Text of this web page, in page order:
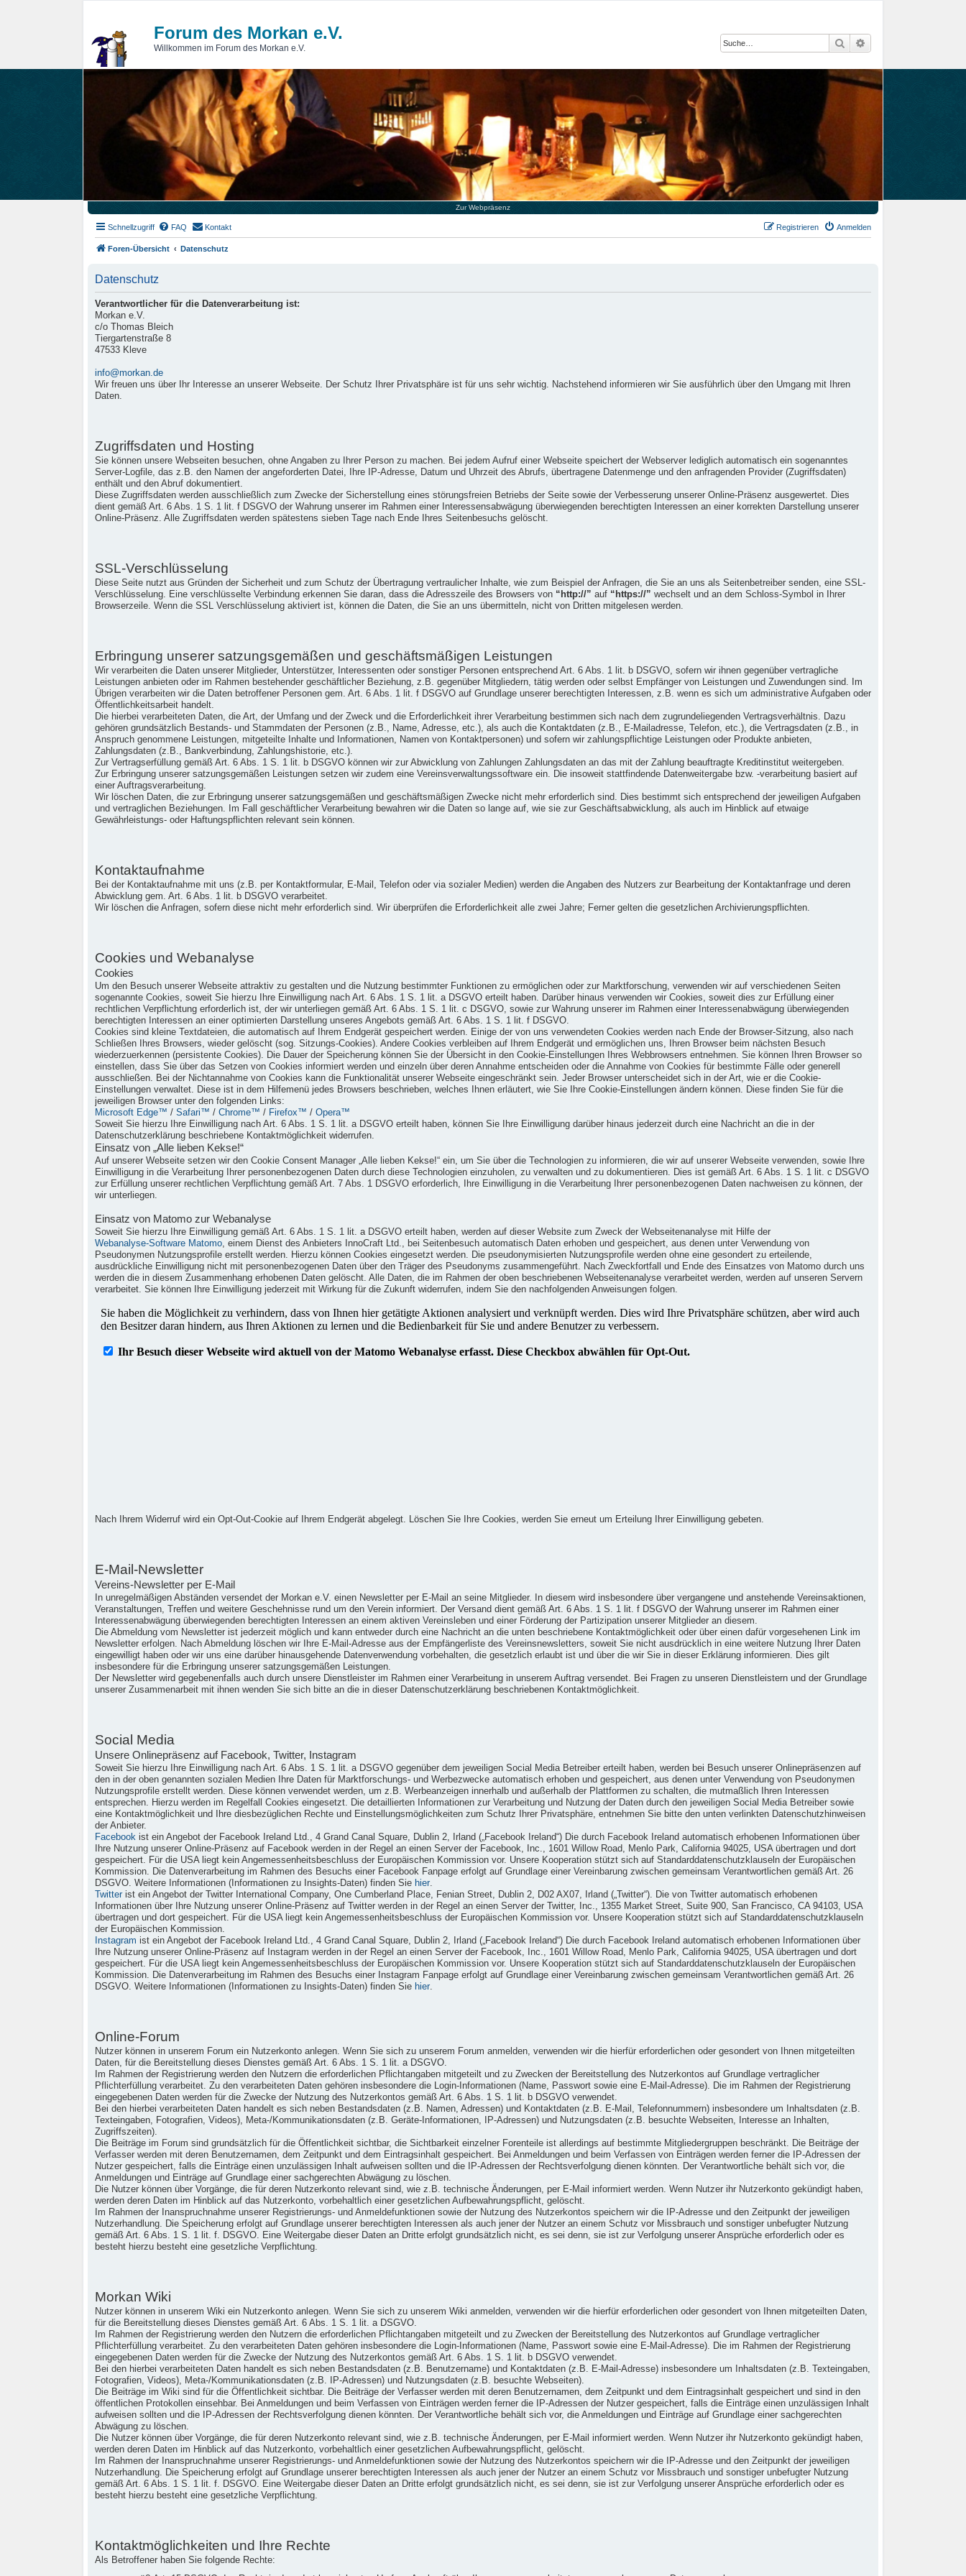
Forum des Morkan e.V.
Willkommen im Forum des Morkan e.V. Suche
Zur Webpräsenz
Schnellzugriff FAQ Kontakt Anmelden
Registrieren
Foren-Übersicht Datenschutz
Datenschutz
Verantwortlicher für die Datenverarbeitung ist:
Morkan e.V.
c/o Thomas Bleich
Tiergartenstraße 8
47533 Kleve
info@morkan.de
Wir freuen uns über Ihr Interesse an unserer Webseite. Der Schutz Ihrer Privatsphäre ist für uns sehr wichtig. Nachstehend informieren wir Sie ausführlich über den Umgang mit Ihren
Daten.
Zugriffsdaten und Hosting
Sie können unsere Webseiten besuchen, ohne Angaben zu Ihrer Person zu machen. Bei jedem Aufruf einer Webseite speichert der Webserver lediglich automatisch ein sogenanntes
Server-Logfile, das z.B. den Namen der angeforderten Datei, Ihre IP-Adresse, Datum und Uhrzeit des Abrufs, übertragene Datenmenge und den anfragenden Provider (Zugriffsdaten)
enthält und den Abruf dokumentiert.
Diese Zugriffsdaten werden ausschließlich zum Zwecke der Sicherstellung eines störungsfreien Betriebs der Seite sowie der Verbesserung unserer Online-Präsenz ausgewertet. Dies
dient gemäß Art. 6 Abs. 1 S. 1 lit. f DSGVO der Wahrung unserer im Rahmen einer Interessensabwägung überwiegenden berechtigten Interessen an einer korrekten Darstellung unserer
Online-Präsenz. Alle Zugriffsdaten werden spätestens sieben Tage nach Ende Ihres Seitenbesuchs gelöscht.
SSL-Verschlüsselung
Diese Seite nutzt aus Gründen der Sicherheit und zum Schutz der Übertragung vertraulicher Inhalte, wie zum Beispiel der Anfragen, die Sie an uns als Seitenbetreiber senden, eine SSL-
Verschlüsselung. Eine verschlüsselte Verbindung erkennen Sie daran, dass die Adresszeile des Browsers von “http://” auf “https://” wechselt und an dem Schloss-Symbol in Ihrer
Browserzeile. Wenn die SSL Verschlüsselung aktiviert ist, können die Daten, die Sie an uns übermitteln, nicht von Dritten mitgelesen werden.
Erbringung unserer satzungsgemäßen und geschäftsmäßigen Leistungen
Wir verarbeiten die Daten unserer Mitglieder, Unterstützer, Interessenten oder sonstiger Personen entsprechend Art. 6 Abs. 1 lit. b DSGVO, sofern wir ihnen gegenüber vertragliche
Leistungen anbieten oder im Rahmen bestehender geschäftlicher Beziehung, z.B. gegenüber Mitgliedern, tätig werden oder selbst Empfänger von Leistungen und Zuwendungen sind. Im
Übrigen verarbeiten wir die Daten betroffener Personen gem. Art. 6 Abs. 1 lit. f DSGVO auf Grundlage unserer berechtigten Interessen, z.B. wenn es sich um administrative Aufgaben oder
Öffentlichkeitsarbeit handelt.
Die hierbei verarbeiteten Daten, die Art, der Umfang und der Zweck und die Erforderlichkeit ihrer Verarbeitung bestimmen sich nach dem zugrundeliegenden Vertragsverhältnis. Dazu
gehören grundsätzlich Bestands- und Stammdaten der Personen (z.B., Name, Adresse, etc.), als auch die Kontaktdaten (z.B., E-Mailadresse, Telefon, etc.), die Vertragsdaten (z.B., in
Anspruch genommene Leistungen, mitgeteilte Inhalte und Informationen, Namen von Kontaktpersonen) und sofern wir zahlungspflichtige Leistungen oder Produkte anbieten,
Zahlungsdaten (z.B., Bankverbindung, Zahlungshistorie, etc.).
Zur Vertragserfüllung gemäß Art. 6 Abs. 1 S. 1 lit. b DSGVO können wir zur Abwicklung von Zahlungen Zahlungsdaten an das mit der Zahlung beauftragte Kreditinstitut weitergeben.
Zur Erbringung unserer satzungsgemäßen Leistungen setzen wir zudem eine Vereinsverwaltungssoftware ein. Die insoweit stattfindende Datenweitergabe bzw. -verarbeitung basiert auf
einer Auftragsverarbeitung.
Wir löschen Daten, die zur Erbringung unserer satzungsgemäßen und geschäftsmäßigen Zwecke nicht mehr erforderlich sind. Dies bestimmt sich entsprechend der jeweiligen Aufgaben
und vertraglichen Beziehungen. Im Fall geschäftlicher Verarbeitung bewahren wir die Daten so lange auf, wie sie zur Geschäftsabwicklung, als auch im Hinblick auf etwaige
Gewährleistungs- oder Haftungspflichten relevant sein können.
Kontaktaufnahme
Bei der Kontaktaufnahme mit uns (z.B. per Kontaktformular, E-Mail, Telefon oder via sozialer Medien) werden die Angaben des Nutzers zur Bearbeitung der Kontaktanfrage und deren
Abwicklung gem. Art. 6 Abs. 1 lit. b DSGVO verarbeitet.
Wir löschen die Anfragen, sofern diese nicht mehr erforderlich sind. Wir überprüfen die Erforderlichkeit alle zwei Jahre; Ferner gelten die gesetzlichen Archivierungspflichten.
Cookies und Webanalyse
Cookies
Um den Besuch unserer Webseite attraktiv zu gestalten und die Nutzung bestimmter Funktionen zu ermöglichen oder zur Marktforschung, verwenden wir auf verschiedenen Seiten
sogenannte Cookies, soweit Sie hierzu Ihre Einwilligung nach Art. 6 Abs. 1 S. 1 lit. a DSGVO erteilt haben. Darüber hinaus verwenden wir Cookies, soweit dies zur Erfüllung einer
rechtlichen Verpflichtung erforderlich ist, der wir unterliegen gemäß Art. 6 Abs. 1 S. 1 lit. c DSGVO, sowie zur Wahrung unserer im Rahmen einer Interessenabwägung überwiegenden
berechtigten Interessen an einer optimierten Darstellung unseres Angebots gemäß Art. 6 Abs. 1 S. 1 lit. f DSGVO.
Cookies sind kleine Textdateien, die automatisch auf Ihrem Endgerät gespeichert werden. Einige der von uns verwendeten Cookies werden nach Ende der Browser-Sitzung, also nach
Schließen Ihres Browsers, wieder gelöscht (sog. Sitzungs-Cookies). Andere Cookies verbleiben auf Ihrem Endgerät und ermöglichen uns, Ihren Browser beim nächsten Besuch
wiederzuerkennen (persistente Cookies). Die Dauer der Speicherung können Sie der Übersicht in den Cookie-Einstellungen Ihres Webbrowsers entnehmen. Sie können Ihren Browser so
einstellen, dass Sie über das Setzen von Cookies informiert werden und einzeln über deren Annahme entscheiden oder die Annahme von Cookies für bestimmte Fälle oder generell
ausschließen. Bei der Nichtannahme von Cookies kann die Funktionalität unserer Webseite eingeschränkt sein. Jeder Browser unterscheidet sich in der Art, wie er die Cookie-
Einstellungen verwaltet. Diese ist in dem Hilfemenü jedes Browsers beschrieben, welches Ihnen erläutert, wie Sie Ihre Cookie-Einstellungen ändern können. Diese finden Sie für die
jeweiligen Browser unter den folgenden Links:
Microsoft Edge™ / Safari™ / Chrome™ / Firefox™ / Opera™
Soweit Sie hierzu Ihre Einwilligung nach Art. 6 Abs. 1 S. 1 lit. a DSGVO erteilt haben, können Sie Ihre Einwilligung darüber hinaus jederzeit durch eine Nachricht an die in der
Datenschutzerklärung beschriebene Kontaktmöglichkeit widerrufen.
Einsatz von „Alle lieben Kekse!“
Auf unserer Webseite setzen wir den Cookie Consent Manager „Alle lieben Kekse!“ ein, um Sie über die Technologien zu informieren, die wir auf unserer Webseite verwenden, sowie Ihre
Einwilligung in die Verarbeitung Ihrer personenbezogenen Daten durch diese Technologien einzuholen, zu verwalten und zu dokumentieren. Dies ist gemäß Art. 6 Abs. 1 S. 1 lit. c DSGVO
zur Erfüllung unserer rechtlichen Verpflichtung gemäß Art. 7 Abs. 1 DSGVO erforderlich, Ihre Einwilligung in die Verarbeitung Ihrer personenbezogenen Daten nachweisen zu können, der
wir unterliegen.
Einsatz von Matomo zur Webanalyse
Soweit Sie hierzu Ihre Einwilligung gemäß Art. 6 Abs. 1 S. 1 lit. a DSGVO erteilt haben, werden auf dieser Website zum Zweck der Webseitenanalyse mit Hilfe der
Webanalyse-Software Matomo , einem Dienst des Anbieters InnoCraft Ltd., bei Seitenbesuch automatisch Daten erhoben und gespeichert, aus denen unter Verwendung von
Pseudonymen Nutzungsprofile erstellt werden. Hierzu können Cookies eingesetzt werden. Die pseudonymisierten Nutzungsprofile werden ohne eine gesondert zu erteilende,
ausdrückliche Einwilligung nicht mit personenbezogenen Daten über den Träger des Pseudonyms zusammengeführt. Nach Zweckfortfall und Ende des Einsatzes von Matomo durch uns
werden die in diesem Zusammenhang erhobenen Daten gelöscht. Alle Daten, die im Rahmen der oben beschriebenen Webseitenanalyse verarbeitet werden, werden auf unseren Servern
verarbeitet. Sie können Ihre Einwilligung jederzeit mit Wirkung für die Zukunft widerrufen, indem Sie den nachfolgenden Anweisungen folgen.
Nach Ihrem Widerruf wird ein Opt-Out-Cookie auf Ihrem Endgerät abgelegt. Löschen Sie Ihre Cookies, werden Sie erneut um Erteilung Ihrer Einwilligung gebeten.
E-Mail-Newsletter
Vereins-Newsletter per E-Mail
In unregelmäßigen Abständen versendet der Morkan e.V. einen Newsletter per E-Mail an seine Mitglieder. In diesem wird insbesondere über vergangene und anstehende Vereinsaktionen,
Veranstaltungen, Treffen und weitere Geschehnisse rund um den Verein informiert. Der Versand dient gemäß Art. 6 Abs. 1 S. 1 lit. f DSGVO der Wahrung unserer im Rahmen einer
Interessenabwägung überwiegenden berechtigten Interessen an einem aktiven Vereinsleben und einer Förderung der Partizipation unserer Mitglieder an diesem.
Die Abmeldung vom Newsletter ist jederzeit möglich und kann entweder durch eine Nachricht an die unten beschriebene Kontaktmöglichkeit oder über einen dafür vorgesehenen Link im
Newsletter erfolgen. Nach Abmeldung löschen wir Ihre E-Mail-Adresse aus der Empfängerliste des Vereinsnewsletters, soweit Sie nicht ausdrücklich in eine weitere Nutzung Ihrer Daten
eingewilligt haben oder wir uns eine darüber hinausgehende Datenverwendung vorbehalten, die gesetzlich erlaubt ist und über die wir Sie in dieser Erklärung informieren. Dies gilt
insbesondere für die Erbringung unserer satzungsgemäßen Leistungen.
Der Newsletter wird gegebenenfalls auch durch unsere Dienstleister im Rahmen einer Verarbeitung in unserem Auftrag versendet. Bei Fragen zu unseren Dienstleistern und der Grundlage
unserer Zusammenarbeit mit ihnen wenden Sie sich bitte an die in dieser Datenschutzerklärung beschriebenen Kontaktmöglichkeit.
Social Media
Unsere Onlinepräsenz auf Facebook, Twitter, Instagram
Soweit Sie hierzu Ihre Einwilligung nach Art. 6 Abs. 1 S. 1 lit. a DSGVO gegenüber dem jeweiligen Social Media Betreiber erteilt haben, werden bei Besuch unserer Onlinepräsenzen auf
den in der oben genannten sozialen Medien Ihre Daten für Marktforschungs- und Werbezwecke automatisch erhoben und gespeichert, aus denen unter Verwendung von Pseudonymen
Nutzungsprofile erstellt werden. Diese können verwendet werden, um z.B. Werbeanzeigen innerhalb und außerhalb der Plattformen zu schalten, die mutmaßlich Ihren Interessen
entsprechen. Hierzu werden im Regelfall Cookies eingesetzt. Die detaillierten Informationen zur Verarbeitung und Nutzung der Daten durch den jeweiligen Social Media Betreiber sowie
eine Kontaktmöglichkeit und Ihre diesbezüglichen Rechte und Einstellungsmöglichkeiten zum Schutz Ihrer Privatsphäre, entnehmen Sie bitte den unten verlinkten Datenschutzhinweisen
der Anbieter.
Facebook ist ein Angebot der Facebook Ireland Ltd., 4 Grand Canal Square, Dublin 2, Irland („Facebook Ireland“) Die durch Facebook Ireland automatisch erhobenen Informationen über
Ihre Nutzung unserer Online-Präsenz auf Facebook werden in der Regel an einen Server der Facebook, Inc., 1601 Willow Road, Menlo Park, California 94025, USA übertragen und dort
gespeichert. Für die USA liegt kein Angemessenheitsbeschluss der Europäischen Kommission vor. Unsere Kooperation stützt sich auf Standarddatenschutzklauseln der Europäischen
Kommission. Die Datenverarbeitung im Rahmen des Besuchs einer Facebook Fanpage erfolgt auf Grundlage einer Vereinbarung zwischen gemeinsam Verantwortlichen gemäß Art. 26
DSGVO. Weitere Informationen (Informationen zu Insights-Daten) finden Sie hier
Twitter ist ein Angebot der Twitter International Company, One Cumberland Place, Fenian Street, Dublin 2, D02 AX07, Irland („Twitter“). Die von Twitter automatisch erhobenen
Informationen über Ihre Nutzung unserer Online-Präsenz auf Twitter werden in der Regel an einen Server der Twitter, Inc., 1355 Market Street, Suite 900, San Francisco, CA 94103, USA
übertragen und dort gespeichert. Für die USA liegt kein Angemessenheitsbeschluss der Europäischen Kommission vor. Unsere Kooperation stützt sich auf Standarddatenschutzklauseln
der Europäischen Kommission.
Instagram ist ein Angebot der Facebook Ireland Ltd., 4 Grand Canal Square, Dublin 2, Irland („Facebook Ireland“) Die durch Facebook Ireland automatisch erhobenen Informationen über
Ihre Nutzung unserer Online-Präsenz auf Instagram werden in der Regel an einen Server der Facebook, Inc., 1601 Willow Road, Menlo Park, California 94025, USA übertragen und dort
gespeichert. Für die USA liegt kein Angemessenheitsbeschluss der Europäischen Kommission vor. Unsere Kooperation stützt sich auf Standarddatenschutzklauseln der Europäischen
Kommission. Die Datenverarbeitung im Rahmen des Besuchs einer Instagram Fanpage erfolgt auf Grundlage einer Vereinbarung zwischen gemeinsam Verantwortlichen gemäß Art. 26
DSGVO. Weitere Informationen (Informationen zu Insights-Daten) finden Sie hier
Online-Forum
Nutzer können in unserem Forum ein Nutzerkonto anlegen. Wenn Sie sich zu unserem Forum anmelden, verwenden wir die hierfür erforderlichen oder gesondert von Ihnen mitgeteilten
Daten, für die Bereitstellung dieses Dienstes gemäß Art. 6 Abs. 1 S. 1 lit. a DSGVO.
Im Rahmen der Registrierung werden den Nutzern die erforderlichen Pflichtangaben mitgeteilt und zu Zwecken der Bereitstellung des Nutzerkontos auf Grundlage vertraglicher
Pflichterfüllung verarbeitet. Zu den verarbeiteten Daten gehören insbesondere die Login-Informationen (Name, Passwort sowie eine E-Mail-Adresse). Die im Rahmen der Registrierung
eingegebenen Daten werden für die Zwecke der Nutzung des Nutzerkontos gemäß Art. 6 Abs. 1 S. 1 lit. b DSGVO verwendet.
Bei den hierbei verarbeiteten Daten handelt es sich neben Bestandsdaten (z.B. Namen, Adressen) und Kontaktdaten (z.B. E-Mail, Telefonnummern) insbesondere um Inhaltsdaten (z.B.
Texteingaben, Fotografien, Videos), Meta-/Kommunikationsdaten (z.B. Geräte-Informationen, IP-Adressen) und Nutzungsdaten (z.B. besuchte Webseiten, Interesse an Inhalten,
Zugriffszeiten).
Die Beiträge im Forum sind grundsätzlich für die Öffentlichkeit sichtbar, die Sichtbarkeit einzelner Forenteile ist allerdings auf bestimmte Mitgliedergruppen beschränkt. Die Beiträge der
Verfasser werden mit deren Benutzernamen, dem Zeitpunkt und dem Eintragsinhalt gespeichert. Bei Anmeldungen und beim Verfassen von Einträgen werden ferner die IP-Adressen der
Nutzer gespeichert, falls die Einträge einen unzulässigen Inhalt aufweisen sollten und die IP-Adressen der Rechtsverfolgung dienen könnten. Der Verantwortliche behält sich vor, die
Anmeldungen und Einträge auf Grundlage einer sachgerechten Abwägung zu löschen.
Die Nutzer können über Vorgänge, die für deren Nutzerkonto relevant sind, wie z.B. technische Änderungen, per E-Mail informiert werden. Wenn Nutzer ihr Nutzerkonto gekündigt haben,
werden deren Daten im Hinblick auf das Nutzerkonto, vorbehaltlich einer gesetzlichen Aufbewahrungspflicht, gelöscht.
Im Rahmen der Inanspruchnahme unserer Registrierungs- und Anmeldefunktionen sowie der Nutzung des Nutzerkontos speichern wir die IP-Adresse und den Zeitpunkt der jeweiligen
Nutzerhandlung. Die Speicherung erfolgt auf Grundlage unserer berechtigten Interessen als auch jener der Nutzer an einem Schutz vor Missbrauch und sonstiger unbefugter Nutzung
gemäß Art. 6 Abs. 1 S. 1 lit. f. DSGVO. Eine Weitergabe dieser Daten an Dritte erfolgt grundsätzlich nicht, es sei denn, sie ist zur Verfolgung unserer Ansprüche erforderlich oder es
besteht hierzu besteht eine gesetzliche Verpflichtung.
Morkan Wiki
Nutzer können in unserem Wiki ein Nutzerkonto anlegen. Wenn Sie sich zu unserem Wiki anmelden, verwenden wir die hierfür erforderlichen oder gesondert von Ihnen mitgeteilten Daten,
für die Bereitstellung dieses Dienstes gemäß Art. 6 Abs. 1 S. 1 lit. a DSGVO.
Im Rahmen der Registrierung werden den Nutzern die erforderlichen Pflichtangaben mitgeteilt und zu Zwecken der Bereitstellung des Nutzerkontos auf Grundlage vertraglicher
Pflichterfüllung verarbeitet. Zu den verarbeiteten Daten gehören insbesondere die Login-Informationen (Name, Passwort sowie eine E-Mail-Adresse). Die im Rahmen der Registrierung
eingegebenen Daten werden für die Zwecke der Nutzung des Nutzerkontos gemäß Art. 6 Abs. 1 S. 1 lit. b DSGVO verwendet.
Bei den hierbei verarbeiteten Daten handelt es sich neben Bestandsdaten (z.B. Benutzername) und Kontaktdaten (z.B. E-Mail-Adresse) insbesondere um Inhaltsdaten (z.B. Texteingaben,
Fotografien, Videos), Meta-/Kommunikationsdaten (z.B. IP-Adressen) und Nutzungsdaten (z.B. besuchte Webseiten).
Die Beiträge im Wiki sind für die Öffentlichkeit sichtbar. Die Beiträge der Verfasser werden mit deren Benutzernamen, dem Zeitpunkt und dem Eintragsinhalt gespeichert und sind in den
öffentlichen Protokollen einsehbar. Bei Anmeldungen und beim Verfassen von Einträgen werden ferner die IP-Adressen der Nutzer gespeichert, falls die Einträge einen unzulässigen Inhalt
aufweisen sollten und die IP-Adressen der Rechtsverfolgung dienen könnten. Der Verantwortliche behält sich vor, die Anmeldungen und Einträge auf Grundlage einer sachgerechten
Abwägung zu löschen.
Die Nutzer können über Vorgänge, die für deren Nutzerkonto relevant sind, wie z.B. technische Änderungen, per E-Mail informiert werden. Wenn Nutzer ihr Nutzerkonto gekündigt haben,
werden deren Daten im Hinblick auf das Nutzerkonto, vorbehaltlich einer gesetzlichen Aufbewahrungspflicht, gelöscht.
Im Rahmen der Inanspruchnahme unserer Registrierungs- und Anmeldefunktionen sowie der Nutzung des Nutzerkontos speichern wir die IP-Adresse und den Zeitpunkt der jeweiligen
Nutzerhandlung. Die Speicherung erfolgt auf Grundlage unserer berechtigten Interessen als auch jener der Nutzer an einem Schutz vor Missbrauch und sonstiger unbefugter Nutzung
gemäß Art. 6 Abs. 1 S. 1 lit. f. DSGVO. Eine Weitergabe dieser Daten an Dritte erfolgt grundsätzlich nicht, es sei denn, sie ist zur Verfolgung unserer Ansprüche erforderlich oder es
besteht hierzu besteht eine gesetzliche Verpflichtung.
Kontaktmöglichkeiten und Ihre Rechte
Als Betroffener haben Sie folgende Rechte: